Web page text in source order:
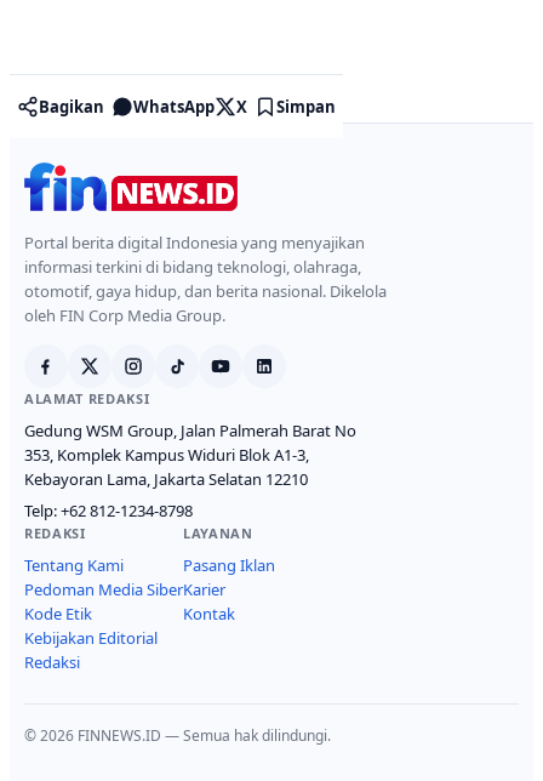
Bagikan WhatsApp X Simpan
Portal berita digital Indonesia yang menyajikan
informasi terkini di bidang teknologi, olahraga,
otomotif, gaya hidup, dan berita nasional. Dikelola
oleh FIN Corp Media Group.
ALAMAT REDAKSI
Gedung WSM Group, Jalan Palmerah Barat No
353, Komplek Kampus Widuri Blok A1-3,
Kebayoran Lama, Jakarta Selatan 12210
Telp:+62 812-1234-8798
REDAKSI
Tentang Kami
Pedoman Media Siber
Kode Etik
Kebijakan Editorial
Redaksi
LAYANAN
Pasang Iklan
Karier
Kontak
© 2026 FINNEWS.ID — Semua hak dilindungi.